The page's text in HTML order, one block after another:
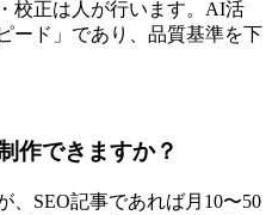
校正は人が行います。AI活
ード」であり、品質基準を下
作できますか？
、SEO記事であれば月10〜50